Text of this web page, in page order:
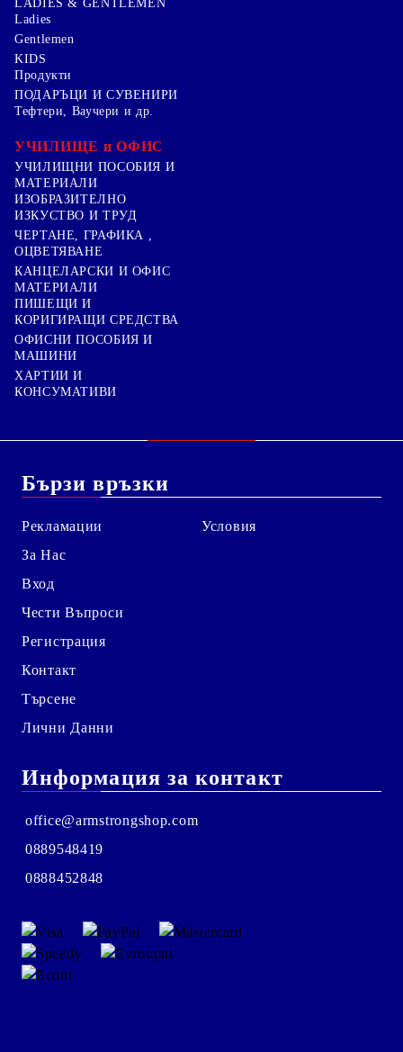
LADIES & GENTLEMEN
Ladies
Gentlemen
KIDS
Продукти
ПОДАРЪЦИ И СУВЕНИРИ
Тефтери, Ваучери и др.
УЧИЛИЩЕ и ОФИС
УЧИЛИЩНИ ПОСОБИЯ И
МАТЕРИАЛИ
ИЗОБРАЗИТЕЛНО
ИЗКУСТВО И ТРУД
ЧЕРТАНЕ, ГРАФИКА ,
ОЦВЕТЯВАНЕ
КАНЦЕЛАРСКИ И ОФИС
МАТЕРИАЛИ
ПИШЕЩИ И
КОРИГИРАЩИ СРЕДСТВА
ОФИСНИ ПОСОБИЯ И
МАШИНИ
ХАРТИИ И
КОНСУМАТИВИ
Бързи връзки
Рекламации
За Нас
Вход
Чести Въпроси
Регистрация
Контакт
Търсене
Лични Данни
Условия
Информация за контакт
office@armstrongshop.com
0889548419
0888452848